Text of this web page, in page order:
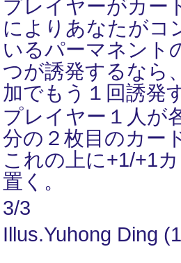
プレイヤーがカー
によりあなたがコ
いるパーマネント
つが誘発するなら
加でもう１回誘発
プレイヤー１人が
分の２枚目のカー
これの上に+1/+1
置く。
3/3
Illus.Yuhong Ding